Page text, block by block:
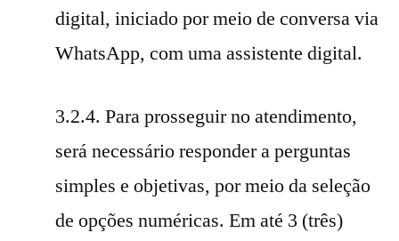
digital, iniciado por meio de conversa via
WhatsApp, com uma assistente digital.
3.2.4. Para prosseguir no atendimento,
será necessário responder a perguntas
simples e objetivas, por meio da seleção
de opções numéricas. Em até 3 (três)